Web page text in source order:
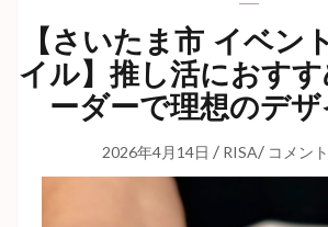
【さいたま市 イベン
イル】推し活におす
ーダーで理想のデ
2026年4月14日 / RISA/ コメン